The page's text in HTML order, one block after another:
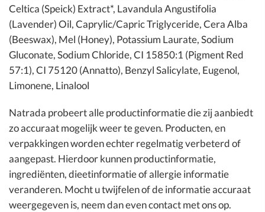
Celtica (Speick) Extract*, Lavandula Angustifolia
(Lavender) Oil, Caprylic/Capric Triglyceride, Cera Alba
(Beeswax), Mel (Honey), Potassium Laurate, Sodium
Gluconate, Sodium Chloride, CI 15850:1 (Pigment Red
57:1), CI 75120 (Annatto), Benzyl Salicylate, Eugenol,
Limonene, Linalool
Natrada probeert alle productinformatie die zij aanbiedt
zo accuraat mogelijk weer te geven. Producten, en
verpakkingen worden echter regelmatig verbeterd of
aangepast. Hierdoor kunnen productinformatie,
ingrediënten, dieetinformatie of allergie informatie
veranderen. Mocht u twijfelen of de informatie accuraat
weergegeven is, neem dan even contact met ons op.